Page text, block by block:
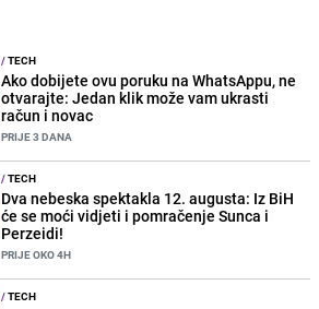
/TECH
Ako dobijete ovu poruku na WhatsAppu, ne
otvarajte: Jedan klik može vam ukrasti
račun i novac
PRIJE 3 DANA
/TECH
Dva nebeska spektakla 12. augusta: Iz BiH
će se moći vidjeti i pomračenje Sunca i
Perzeidi!
PRIJE OKO 4H
/TECH